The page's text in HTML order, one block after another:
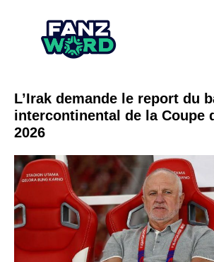
L’Irak demande le report du
intercontinental de la Coupe
2026